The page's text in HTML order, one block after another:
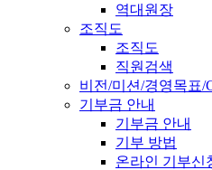
역대원장
조직도
조직도
직원검색
비전/미션/경영목표/
기부금 안내
기부금 안내
기부 방법
온라인 기부신